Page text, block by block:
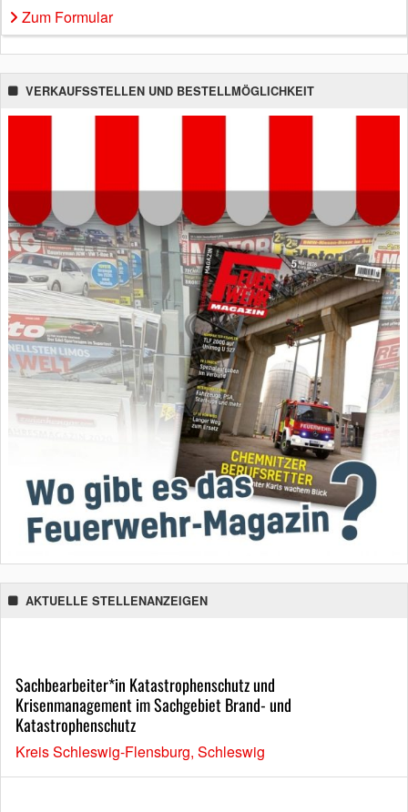
Zum Formular
VERKAUFSSTELLEN UND BESTELLMÖGLICHKEIT
AKTUELLE STELLENANZEIGEN
Sachbearbeiter*in Katastrophenschutz und
Krisenmanagement im Sachgebiet Brand- und
Katastrophenschutz
Kreis Schleswig-Flensburg, Schleswig